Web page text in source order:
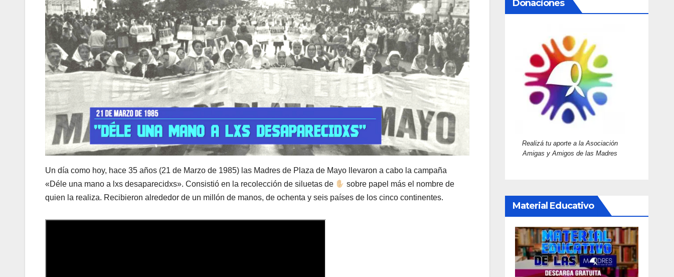
Un día como hoy, hace 35 años (21 de Marzo de 1985) las Madres de Plaza de Mayo llevaron a cabo la campaña
«Déle una mano a lxs desaparecidxs». Consistió en la recolección de siluetas de
sobre papel más el nombre de
quien la realiza. Recibieron alrededor de un millón de manos, de ochenta y seis países de los cinco continentes.
Donaciones
Realizá tu aporte a la Asociación
Amigas y Amigos de las Madres
Material Educativo